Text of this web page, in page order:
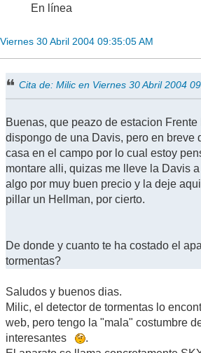
En línea
Viernes 30 Abril 2004 09:35:05 AM
Cita de: Milic en Viernes 30 Abril 2004
Buenas, que peazo de estacion Frente
dispongo de una Davis, pero en breve
casa en el campo por lo cual estoy
montare alli, quizas me lleve la Davis
algo por muy buen precio y la deje
pillar un Hellman, por cierto.
De donde y cuanto te ha costado el
tormentas?
Saludos y buenos dias.
Milic, el detector de tormentas lo
web, pero tengo la "mala" costumbre
interesantes
.